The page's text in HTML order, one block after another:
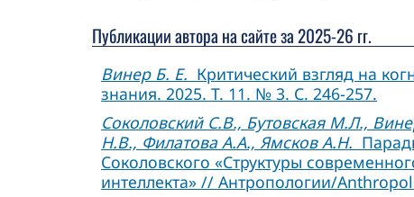
Публикации автора на сайте за 2025-26 гг.
Винер Б. Е. Критический взгляд на
знания. 2025. Т. 11. № 3. С. 246-257.
Соколовский С.В., Бутовская М.Л.,
Н.В., Филатова А.А., Ямсков А.Н.
Соколовского «Структуры
интеллекта» // Антропологии/